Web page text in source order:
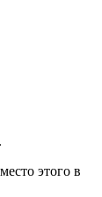
этого в